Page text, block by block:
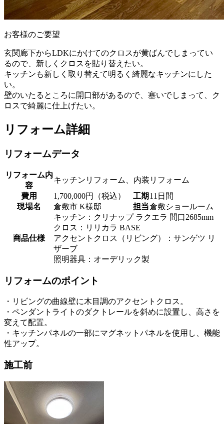
お客様のご要望
玄関廊下からLDKにかけてのクロスが黄ばんでしまってい
るので、新しくクロスを貼り替えたい。
キッチンも新しく取り替えて明るく綺麗なキッチンにした
い。
壁のいたるところに開口部があるので、塞いでしまって、ク
ロスで綺麗に仕上げたい。
リフォーム詳細
リフォームデータ
リフォーム内
容
キッチンリフォーム、内装リフォーム
費用
1,700,000円（税込） 工期 11日間
現場名
倉敷市 K様邸 担当倉敷ショールーム
商品仕様
キッチン：クリナップ ラクエラ 間口2685mm
クロス：リリカラ BASE
アクセントクロス（リビング）：サンゲツ リ
ザーブ
照明器具：オーデリック製
リフォームのポイント
・リビングの曲線壁に木目調のアクセントクロス。
・ペンダントライトのダクトレールを斜めに設置し、高さを
変えて配置。
・キッチンパネルの一部にマグネットパネルを使用し、機能
性アップ。
施工前